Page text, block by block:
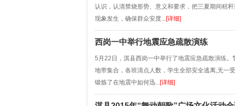
认识，认清禁烧形势、意义和要求，把三夏期间秸
现象发生，确保群众安度...[详细]
西岗一中举行地震应急疏散演练
5月22日，淇县西岗一中举行了地震应急疏散演练
地带集合，各班清点人数，学生全部安全逃离,无一
锻炼了在地震中如何迅...[详细]